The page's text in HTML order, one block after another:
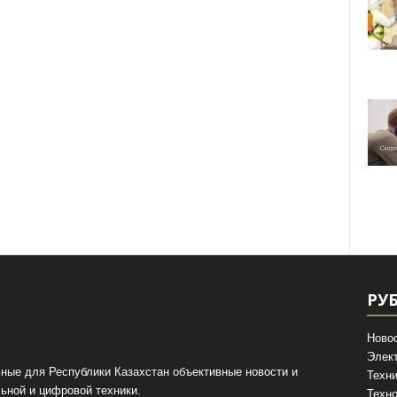
для Республики Казахстан объективные новости и
и цифровой техники.